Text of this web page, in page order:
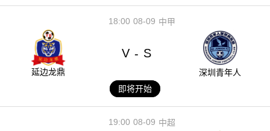
08-09
18:00 中甲
延边龙鼎
V - S
深圳青年人
即将开始
08-09
19:00 中超